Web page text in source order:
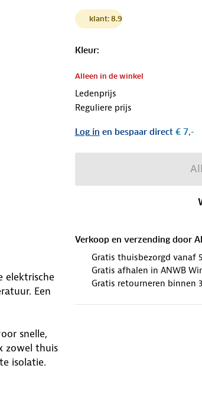
klant: 8.9
Kleur:
Alleen in de winkel
Ledenprijs
Reguliere prijs
Log in en bespaar direct€ 7,-
Verkoop en verzending door
Gratis thuisbezorgd vanaf
Gratis afhalen in ANWB
Gratis retourneren binnen
elektrische
Een
snelle,
zowel thuis
isolatie.
maakt